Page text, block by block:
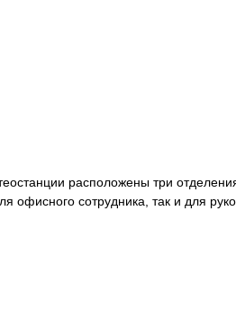
расположены три
офисного сотрудника, так и для